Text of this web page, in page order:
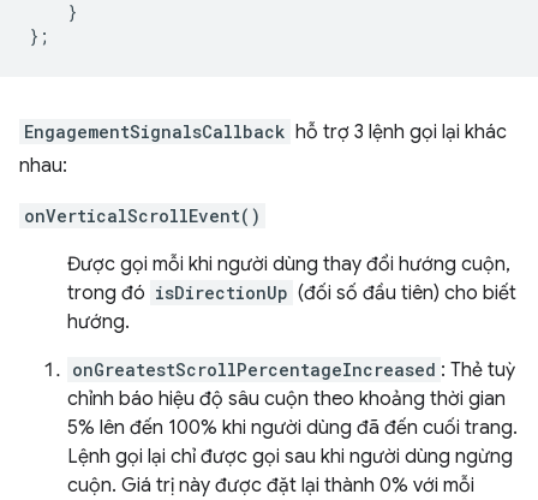
}
};
EngagementSignalsCallback hỗ trợ 3 lệnh gọi lại khác
nhau:
onVerticalScrollEvent()
Được gọi mỗi khi người dùng thay đổi hướng cuộn,
trong đó isDirectionUp (đối số đầu tiên) cho biết
hướng.
onGreatestScrollPercentageIncreased : Thẻ tuỳ
chỉnh báo hiệu độ sâu cuộn theo khoảng thời gian
5% lên đến 100% khi người dùng đã đến cuối trang.
Lệnh gọi lại chỉ được gọi sau khi người dùng ngừng
cuộn. Giá trị này được đặt lại thành 0% với mỗi